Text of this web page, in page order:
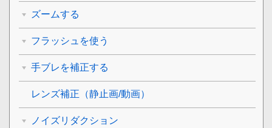
ズームする
フラッシュを使う
手ブレを補正する
レンズ補正 （静止画/動画）
ノイズリダクション